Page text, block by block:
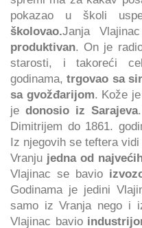
pokazao u školi
školovao.Janja
produktivan. On je
starosti, i takoreći
godinama,trgovao sa
sa gvožđarijom. Kože je
jedonosio iz Sarajeva
Dimitrijem do 1861.
Iz njegovih se teftera
Vranju jedna od
Vlajinac se bavio
Godinama je jedini
samo iz Vranja nego i
Vlajinac bavio